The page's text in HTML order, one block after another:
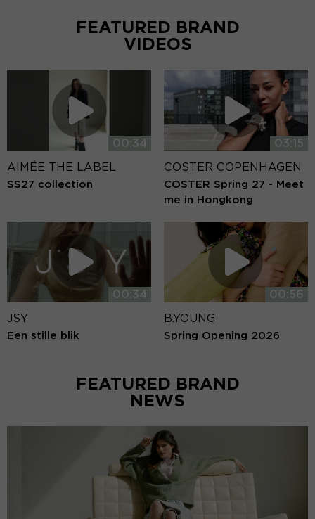
FEATURED BRAND
VIDEOS
00:34
AIMÉE THE LABEL
SS27 collection
03:15
COSTER COPENHAGEN
COSTER Spring 27 - Meet
me in Hongkong
00:34
JSY
Een stille blik
00:56
B.YOUNG
Spring Opening 2026
FEATURED BRAND
NEWS